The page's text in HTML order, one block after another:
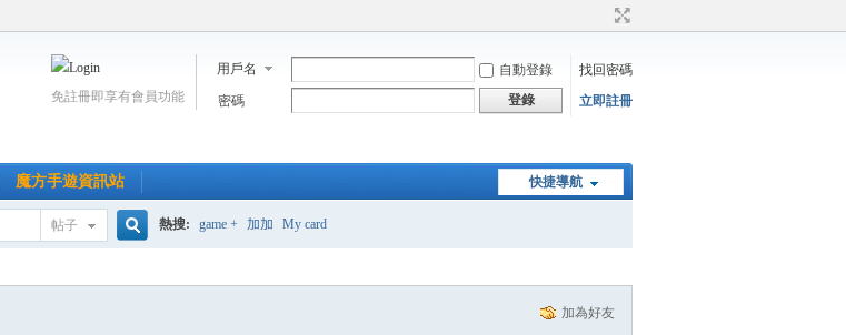
用戶名 自動登錄
找回密碼
密碼
登錄 立即註冊
免註冊即享有會員功能
快捷導航
魔方手遊資訊站
帖子 熱搜: game + 加加 My card
加為好友